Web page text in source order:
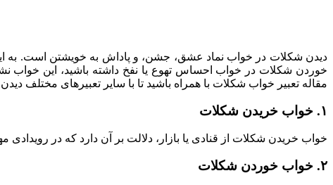
دیدن شکلات در خواب نماد عشق، جشن، و پاداش به خویشتن است. به
خوردن شکلات در خواب احساس تهوع یا نفخ داشته باشید، این خواب
مقاله تعبیر خواب شکلات با همراه باشید تا با سایر تعبیرهای مختلف
۱. خواب خریدن شکلات
خواب خریدن شکلات از قنادی یا بازار، دلالت بر آن دارد که در
۲. خواب خوردن شکلات